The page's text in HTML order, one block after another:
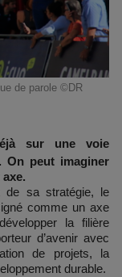
de parole ©DR
sur une voie
On peut imaginer
de sa stratégie, le
comme un axe
la filière
d’avenir avec
de projets, la
durable.